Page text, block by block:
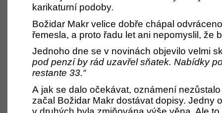
karikaturní podoby.
Božidar Makr velice dobře chápal
řemesla, a proto řadu let ani nepomyslil, že
Jednoho dne se v novinách objevilo velmi
pod penzí by rád uzavřel sňatek. Nabídky
restante 33.“
A jak se dalo očekávat, oznámení
začal Božidar Makr dostávat dopisy. Jedny